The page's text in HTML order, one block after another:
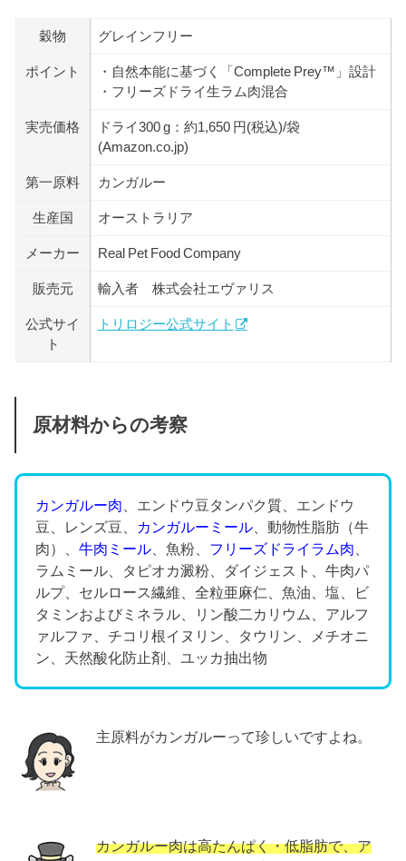
穀物 グレインフリー
ポイント
・自然本能に基づく「Complete Prey™」設計
・フリーズドライ生ラム肉混合
実売価格
ドライ300 g：約1,650 円(税込)/袋
(Amazon.co.jp)
第一原料 カンガルー
生産国 オーストラリア
メーカー Real Pet Food Company
販売元 輸入者 株式会社エヴァリス
公式サイ
ト
トリロジー公式サイト
原材料からの考察
カンガルー肉 、エンドウ豆タンパク質、エンドウ
豆、レンズ豆、 カンガルーミール 、動物性脂肪（牛
肉）、牛肉ミール 、魚粉、 フリーズドライラム肉
ラムミール、タピオカ澱粉、ダイジェスト、牛肉パ
ルプ、セルロース繊維、全粒亜麻仁、魚油、塩、ビ
タミンおよびミネラル、リン酸二カリウム、アルフ
ァルファ、チコリ根イヌリン、タウリン、メチオニ
ン、天然酸化防止剤、ユッカ抽出物
主原料がカンガルーって珍しいですよね。
カンガルー肉は高たんぱく・低脂肪で、ア